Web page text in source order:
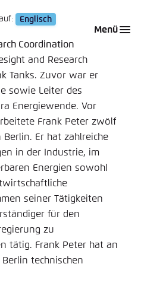
Menü
Englisch
Coordination
and Research
Tanks. Zuvor war er
sowie Leiter des
Energiewende. Vor
Frank Peter zwölf
Berlin. Er hat zahlreiche
in der Industrie, im
Energien sowohl
seiner Tätigkeiten
für den
zu
tätig. Frank Peter hat an
technischen
und ... zu verwalten.
Passwort vergessen?
Anmelden
Noch kein Benutzerkonto?
Webseite
basierend
Wählen Sie aus,
diese Webseite
Webseite im Browser